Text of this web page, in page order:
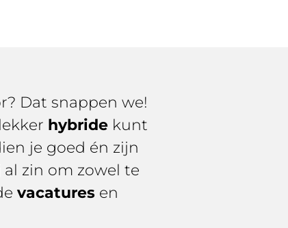
Dat snappen we!
hybride kunt
je goed én zijn
zin om zowel te
vacatures en